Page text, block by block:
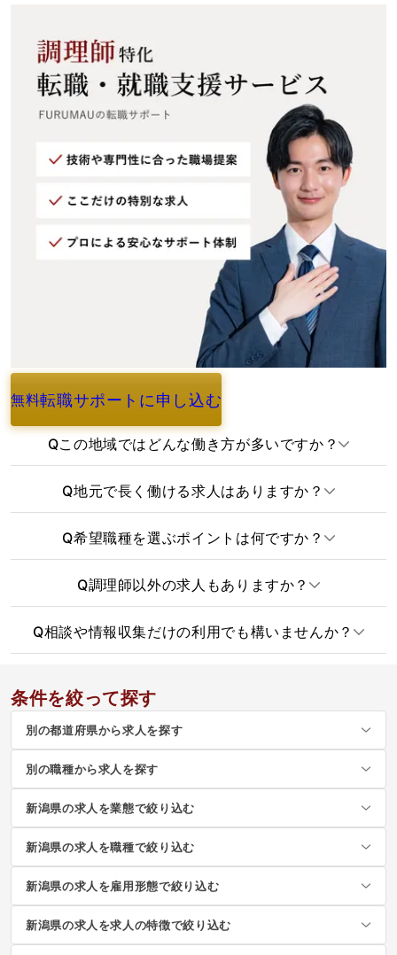
無料転職サポートに申し込む
よくあるご質問
Qこの地域ではどんな働き方が多いですか？
Q地元で長く働ける求人はありますか？
Q希望職種を選ぶポイントは何ですか？
Q調理師以外の求人もありますか？
Q相談や情報収集だけの利用でも構いませんか？
条件を絞って探す
別の都道府県から求人を探す
別の職種から求人を探す
新潟県の求人を業態で絞り込む
新潟県の求人を職種で絞り込む
新潟県の求人を雇用形態で絞り込む
新潟県の求人を求人の特徴で絞り込む